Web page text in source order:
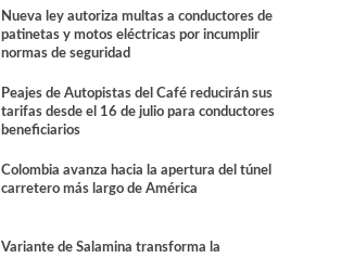
Nueva ley autoriza multas a conductores de
patinetas y motos eléctricas por incumplir
normas de seguridad
Peajes de Autopistas del Café reducirán sus
tarifas desde el 16 de julio para conductores
beneficiarios
Colombia avanza hacia la apertura del túnel
carretero más largo de América
Variante de Salamina transforma la